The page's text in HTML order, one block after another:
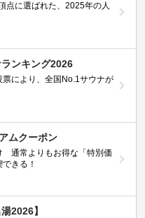
点に選ばれた、2025年の人
ンキング2026
により、全国No.1サウナが
ムクーポン
通常よりもお得な「特別価
きる！
2026】